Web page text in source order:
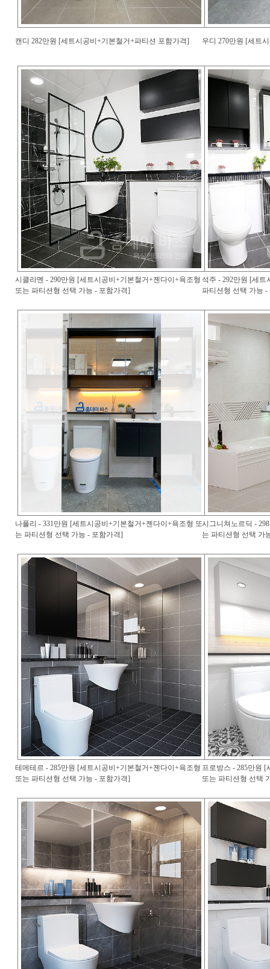
캔디 282만원 [세트시공비+기본철거+파티션 포함가격] 우디 270만원 [세트
시클라멘 - 290만원 [세트시공비+기본철거+젠다이+욕조형
또는 파티션형 선택 가능 - 포함가격]
석주 - 292만원 [세
파티션형 선택 가능 -
나폴리 - 331만원 [세트시공비+기본철거+젠다이+욕조형 또
는 파티션형 선택 가능 - 포함가격]
시그니쳐노르딕 -
는 파티션형 선택 가
테메테르 - 285만원 [세트시공비+기본철거+젠다이+욕조형
또는 파티션형 선택 가능 - 포함가격]
프로방스 - 285만원
또는 파티션형 선택